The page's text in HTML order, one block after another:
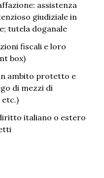
assistenza
giudiziale in
tutela doganale
fiscali e loro
box)
ambito protetto e
di mezzi di
italiano o estero